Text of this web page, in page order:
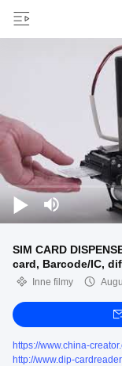
SIM CARD
card, Barcode/IC,
Inne filmy
https://www.china-
http://www.dip-